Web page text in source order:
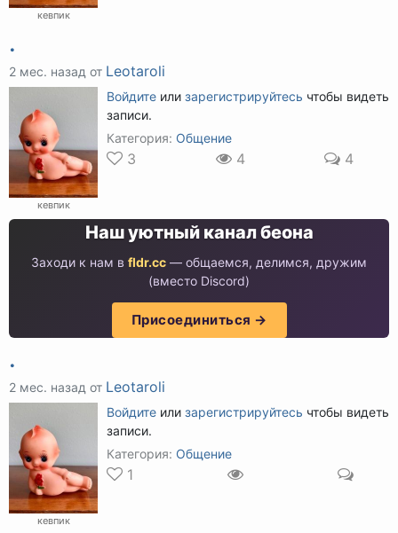
кевпик
.
2 мес. назад от Leotaroli
кевпик
Войдите или зарегистрируйтесь чтобы видеть
записи.
Категория: Общение
3 4 4
Наш уютный канал беона
Заходи к нам в fldr.cc — общаемся, делимся, дружим
(вместо Discord)
Присоединиться →
.
2 мес. назад от Leotaroli
кевпик
Войдите или зарегистрируйтесь чтобы видеть
записи.
Категория: Общение
1